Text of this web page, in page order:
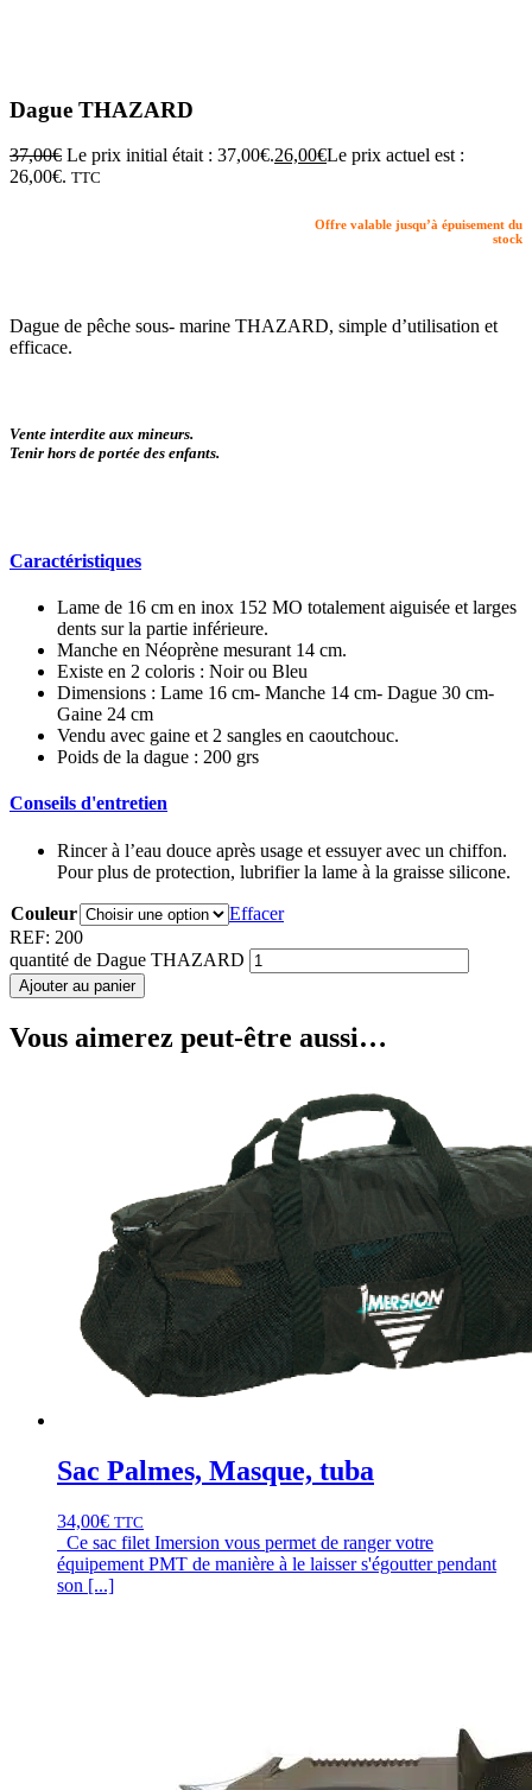
Dague THAZARD
37,00€ Le prix initial était : 37,00€.26,00€Le prix actuel est :
26,00€. TTC
Offre valable jusqu’à épuisement du
stock
Dague de pêche sous- marine THAZARD, simple d’utilisation et
efficace.
Vente interdite aux mineurs.
Tenir hors de portée des enfants.
Caractéristiques
Lame de 16 cm en inox 152 MO totalement aiguisée et larges
dents sur la partie inférieure.
Manche en Néoprène mesurant 14 cm.
Existe en 2 coloris : Noir ou Bleu
Dimensions : Lame 16 cm- Manche 14 cm- Dague 30 cm-
Gaine 24 cm
Vendu avec gaine et 2 sangles en caoutchouc.
Poids de la dague : 200 grs
Conseils d'entretien
Rincer à l’eau douce après usage et essuyer avec un chiffon.
Pour plus de protection, lubrifier la lame à la graisse silicone.
Couleur
Effacer
REF: 200
quantité de Dague THAZARD
Ajouter au panier
Vous aimerez peut-être aussi…
Sac Palmes, Masque, tuba
34,00€ TTC
Ce sac filet Imersion vous permet de ranger votre
équipement PMT de manière à le laisser s'égoutter pendant
son [...]